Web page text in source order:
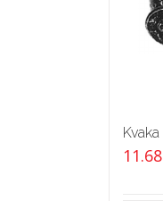
Kvaka
11.68